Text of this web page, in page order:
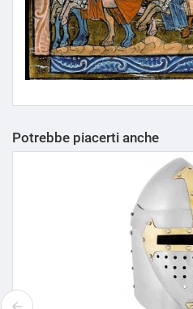
Potrebbe piacerti anche